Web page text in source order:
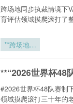
跨场地同步执裁情境下
育评估领域摸爬滚打了
**跨场地同
智能调度与
裁判组联动
决策模型构
**“2026世界杯48
#2026世界杯48队赛制
领域摸爬滚打三十年的